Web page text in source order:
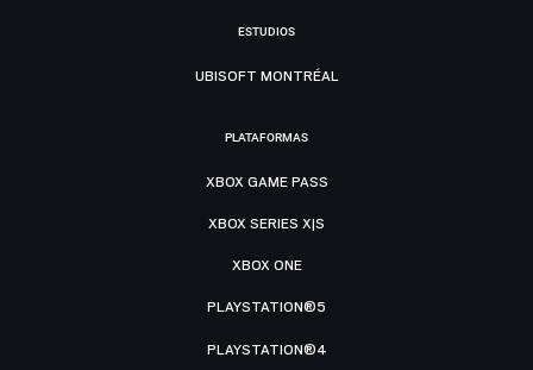
ESTUDIOS
UBISOFT MONTRÉAL
PLATAFORMAS
XBOX GAME PASS
XBOX SERIES X|S
XBOX ONE
PLAYSTATION®5
PLAYSTATION®4